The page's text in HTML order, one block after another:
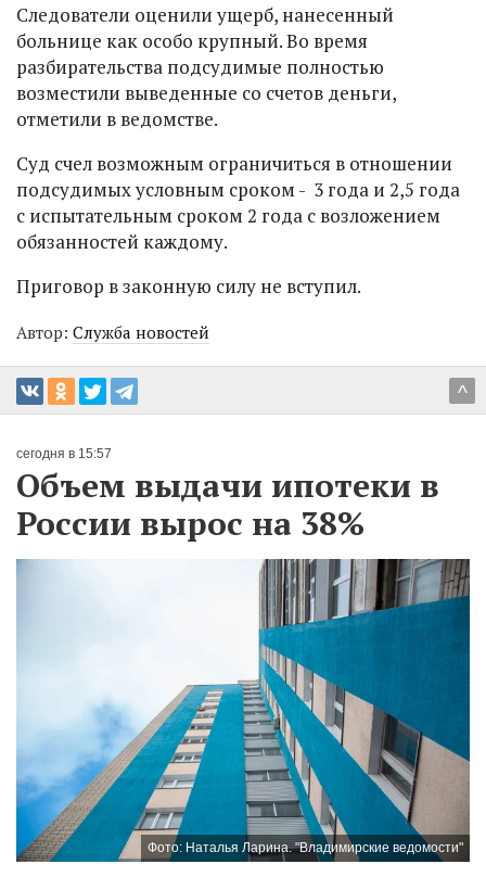
Следователи оценили ущерб, нанесенный
больнице как особо крупный. Во время
разбирательства подсудимые полностью
возместили выведенные со счетов деньги,
отметили в ведомстве.
Суд счел возможным ограничиться в отношении
подсудимых условным сроком - 3 года и 2,5 года
с испытательным сроком 2 года с возложением
обязанностей каждому.
Приговор в законную силу не вступил.
Автор: Служба новостей
^
сегодня в 15:57
Объем выдачи ипотеки в
России вырос на 38%
Фото: Наталья Ларина. "Владимирские ведомости"